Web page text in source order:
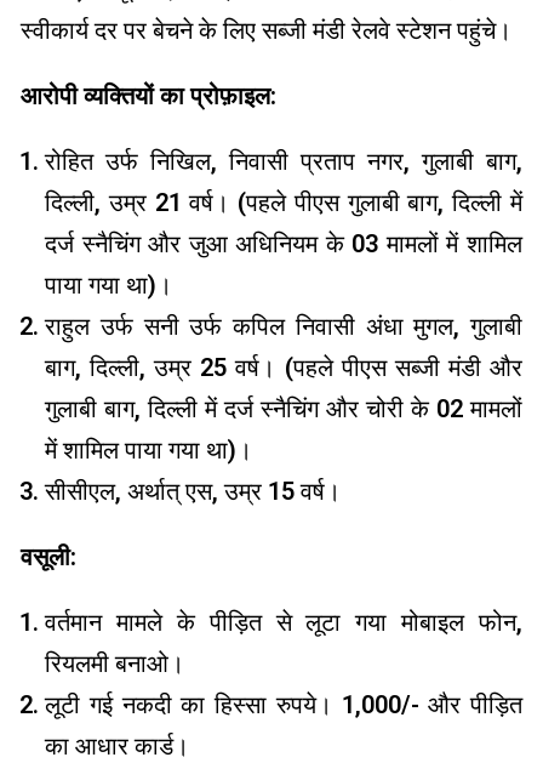
स्वीकार्य दर पर बेचने के लिए सब्जी मंडी रेलवे स्टेशन पहुंचे।
आरोपी व्यक्तियों का प्रोफ़ाइल:
रोहित उर्फ ​​निखिल, निवासी प्रताप नगर, गुलाबी बाग,
दिल्ली, उम्र 21 वर्ष। (पहले पीएस गुलाबी बाग, दिल्ली में
दर्ज स्नैचिंग और जुआ अधिनियम के 03 मामलों में शामिल
पाया गया था)।
राहुल उर्फ ​​सनी उर्फ ​​कपिल निवासी अंधा मुगल, गुलाबी
बाग, दिल्ली, उम्र 25 वर्ष। (पहले पीएस सब्जी मंडी और
गुलाबी बाग, दिल्ली में दर्ज स्नैचिंग और चोरी के 02 मामलों
में शामिल पाया गया था)।
सीसीएल, अर्थात् एस, उम्र 15 वर्ष।
वसूली:
वर्तमान मामले के पीड़ित से लूटा गया मोबाइल फोन,
रियलमी बनाओ।
लूटी गई नकदी का हिस्सा रुपये। 1,000/- और पीड़ित
का आधार कार्ड।